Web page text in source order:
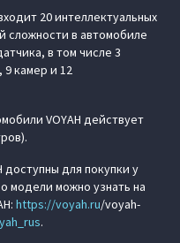
20 интеллектуальных
в автомобиле
в том числе 3
9 камер и 12
VOYAH действует
доступны для покупки у
модели можно узнать на
https://voyah.ru/voyah-
.